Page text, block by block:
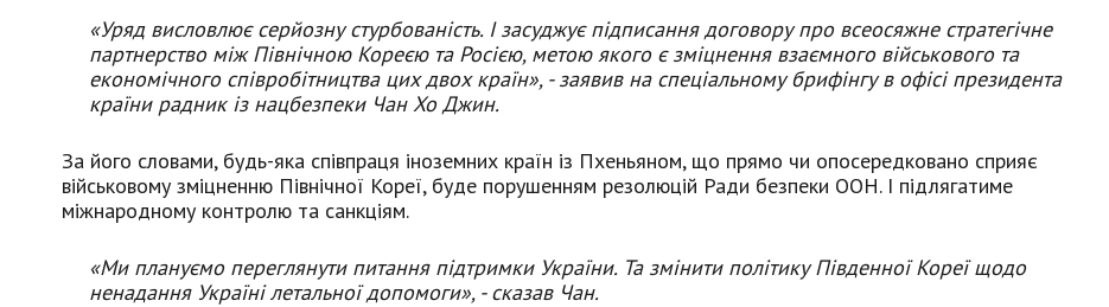
«Уряд висловлює серйозну стурбованість. І засуджує підписання договору про всеосяжне стратегічне
партнерство між Північною Кореєю та Росією, метою якого є зміцнення взаємного військового та
економічного співробітництва цих двох країн», - заявив на спеціальному брифінгу в офісі президента
країни радник із нацбезпеки Чан Хо Джин.
За його словами, будь-яка співпраця іноземних країн із Пхеньяном, що прямо чи опосередковано сприяє
військовому зміцненню Північної Кореї, буде порушенням резолюцій Ради безпеки ООН. І підлягатиме
міжнародному контролю та санкціям.
«Ми плануємо переглянути питання підтримки України. Та змінити політику Південної Кореї щодо
ненадання Україні летальної допомоги», - сказав Чан.